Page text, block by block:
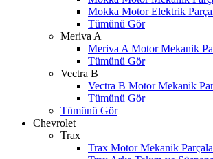
Mokka Motor Elektrik
Tümünü Gör
Meriva A
Meriva A Motor Mekanik
Tümünü Gör
Vectra B
Vectra B Motor Mekanik
Tümünü Gör
Tümünü Gör
Chevrolet
Trax
Trax Motor Mekanik